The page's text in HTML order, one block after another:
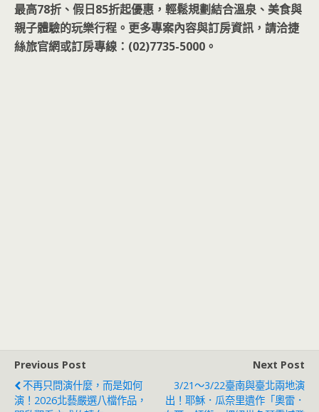
最高78折、假日85折起優惠，輕鬆規劃結合溫泉、美食與
親子體驗的玩樂行程。更多專案內容與訂房資訊，請洽捷
絲旅官網或訂房專線：(02)7735-5000。
Previous Post
不再只問演什麼，而是如何
演！2026北藝嚴選八檔作品，
Next Post
3/21～3/22臺南與臺北兩地演
出！耶穌．瓜奈里遺作「奧雷．